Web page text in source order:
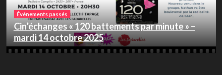
Événements passés
Cin’échanges « 120 battements par minute » –
mardi 14 octobre 2025